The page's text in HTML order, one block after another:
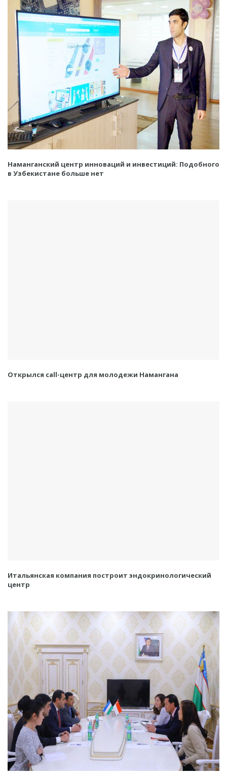
Наманганский центр инноваций и инвестиций: Подобного
в Узбекистане больше нет
Открылся call-центр для молодежи Намангана
Итальянская компания построит эндокринологический
центр